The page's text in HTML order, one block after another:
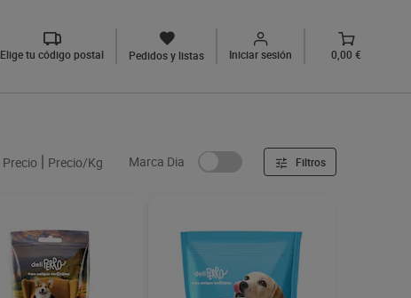
Elige tu código postal Pedidos y listas Iniciar sesión 0,00 €
Precio Precio/Kg Marca Dia Filtros